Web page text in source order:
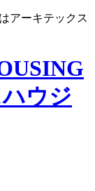
アーキテックス